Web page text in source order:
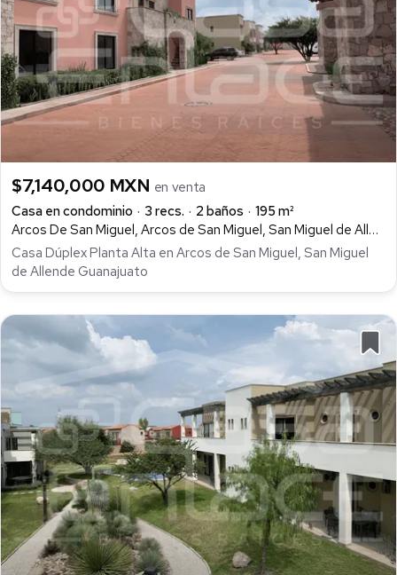
$7,140,000 MXN en venta
Casa en condominio
3 recs. 2 baños
195 m²
Arcos De San Miguel, Arcos de San Miguel, San Miguel de Allende
Casa Dúplex Planta Alta en Arcos de San Miguel, San Miguel
de Allende Guanajuato